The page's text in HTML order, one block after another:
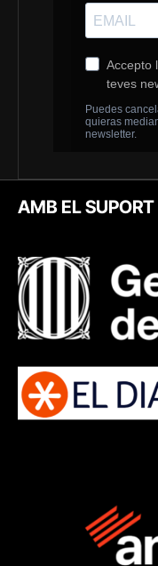
AMB EL SUPORT